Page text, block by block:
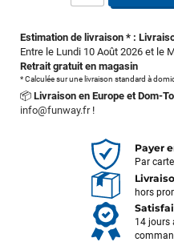
Estimation de livraison * :
Entre le Lundi 10 Août 2026 et le
Retrait gratuit en magasin
* Calculée sur une livraison standard à
📦 Livraison en Europe et Dom-
info@funway.fr!
Payer
Par
hors
14 jours